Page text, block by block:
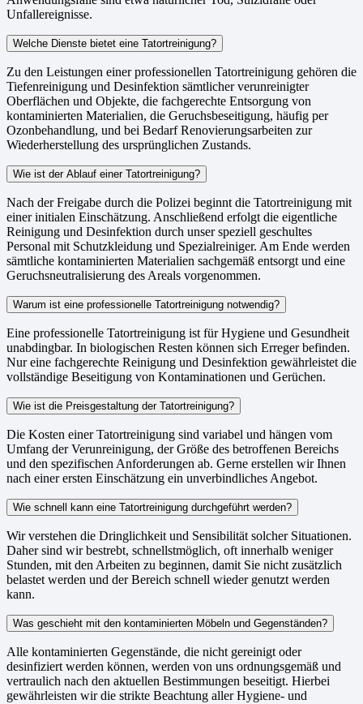
Unfallereignisse.
Welche Dienste bietet eine Tatortreinigung?
Zu den Leistungen einer professionellen Tatortreinigung gehören die
Tiefenreinigung und Desinfektion sämtlicher verunreinigter
Oberflächen und Objekte, die fachgerechte Entsorgung von
kontaminierten Materialien, die Geruchsbeseitigung, häufig per
Ozonbehandlung, und bei Bedarf Renovierungsarbeiten zur
Wiederherstellung des ursprünglichen Zustands.
Wie ist der Ablauf einer Tatortreinigung?
Nach der Freigabe durch die Polizei beginnt die Tatortreinigung mit
einer initialen Einschätzung. Anschließend erfolgt die eigentliche
Reinigung und Desinfektion durch unser speziell geschultes
Personal mit Schutzkleidung und Spezialreiniger. Am Ende werden
sämtliche kontaminierten Materialien sachgemäß entsorgt und eine
Geruchsneutralisierung des Areals vorgenommen.
Warum ist eine professionelle Tatortreinigung notwendig?
Eine professionelle Tatortreinigung ist für Hygiene und Gesundheit
unabdingbar. In biologischen Resten können sich Erreger befinden.
Nur eine fachgerechte Reinigung und Desinfektion gewährleistet die
vollständige Beseitigung von Kontaminationen und Gerüchen.
Wie ist die Preisgestaltung der Tatortreinigung?
Die Kosten einer Tatortreinigung sind variabel und hängen vom
Umfang der Verunreinigung, der Größe des betroffenen Bereichs
und den spezifischen Anforderungen ab. Gerne erstellen wir Ihnen
nach einer ersten Einschätzung ein unverbindliches Angebot.
Wie schnell kann eine Tatortreinigung durchgeführt werden?
Wir verstehen die Dringlichkeit und Sensibilität solcher Situationen.
Daher sind wir bestrebt, schnellstmöglich, oft innerhalb weniger
Stunden, mit den Arbeiten zu beginnen, damit Sie nicht zusätzlich
belastet werden und der Bereich schnell wieder genutzt werden
kann.
Was geschieht mit den kontaminierten Möbeln und Gegenständen?
Alle kontaminierten Gegenstände, die nicht gereinigt oder
desinfiziert werden können, werden von uns ordnungsgemäß und
vertraulich nach den aktuellen Bestimmungen beseitigt. Hierbei
gewährleisten wir die strikte Beachtung aller Hygiene- und